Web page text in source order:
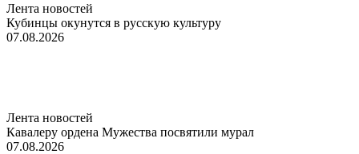
Лента новостей
Кубинцы окунутся в русскую культуру
07.08.2026
Лента новостей
Кавалеру ордена Мужества посвятили мурал
07.08.2026